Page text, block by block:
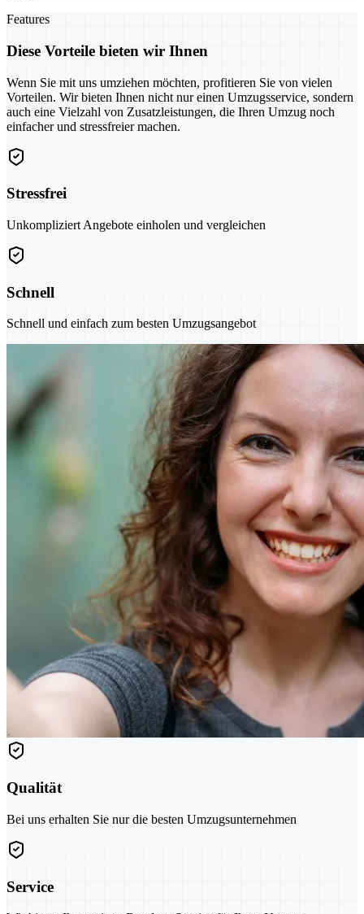
Features
Diese Vorteile bieten wir Ihnen
Wenn Sie mit uns umziehen möchten, profitieren Sie von vielen
Vorteilen. Wir bieten Ihnen nicht nur einen Umzugsservice, sondern
auch eine Vielzahl von Zusatzleistungen, die Ihren Umzug noch
einfacher und stressfreier machen.
Stressfrei
Unkompliziert Angebote einholen und vergleichen
Schnell
Schnell und einfach zum besten Umzugsangebot
Qualität
Bei uns erhalten Sie nur die besten Umzugsunternehmen
Service